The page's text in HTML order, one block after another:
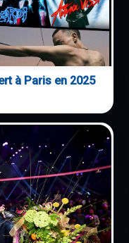
à Paris en 2025